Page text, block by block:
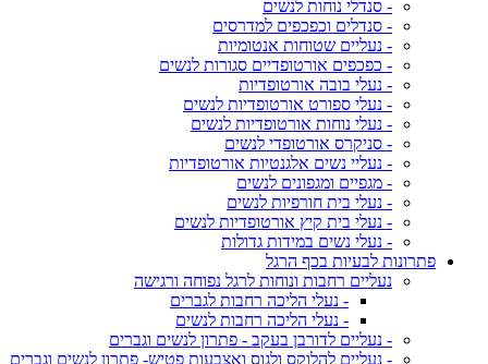
- סנדלי נוחות לנשים
- סנדלים וכפכפים למדרסים
- נעליים שטוחות אנטומיות
- כפכפים אורטופדיים סגורות לנשים
- נעלי בובה אורטופדיות
- נעלי ספורט אורטופדיות לנשים
- נעלי נוחות אורטופדיות לנשים
- סניקרס אורטופדי לנשים
- נעליי נשים אלגנטיות אורטופדיות
- מגפיים ומגפונים לנשים
- נעלי בית חורפיות לנשים
- נעלי בית קיץ אורטופדיות לנשים
- נעלי נשים במידות גדולות
פתרונות לבעיות בכף הרגל
נעליים רחבות ונוחות לרגל נפוחה ורגישה
- נעלי הליכה רחבות לגברים
- נעלי הליכה רחבות לנשים
- נעליים לדורבן בעקב - פתרון לנשים וגברים
- נעליים להלוקס ולגוס ואצבעות פטיש- פתרון לנשים וגברים